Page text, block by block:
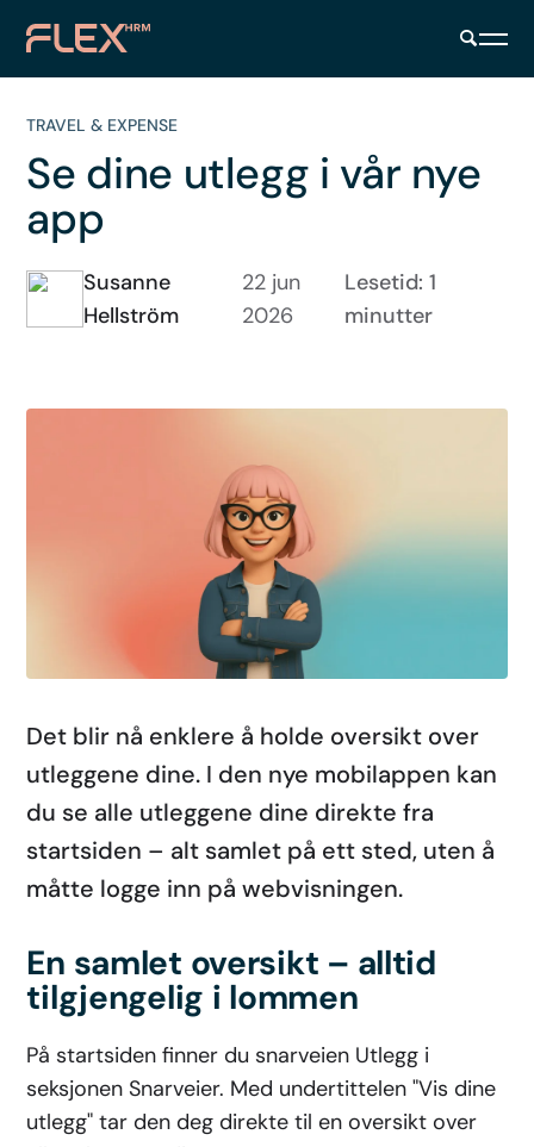
TRAVEL & EXPENSE
Se dine utlegg i vår nye
app
Susanne
Hellström
22 jun
2026
Lesetid: 1
minutter
Det blir nå enklere å holde oversikt over
utleggene dine. I den nye mobilappen kan
du se alle utleggene dine direkte fra
startsiden – alt samlet på ett sted, uten å
måtte logge inn på webvisningen.
En samlet oversikt – alltid
tilgjengelig i lommen
På startsiden finner du snarveien Utlegg i
seksjonen Snarveier. Med undertittelen "Vis dine
utlegg" tar den deg direkte til en oversikt over